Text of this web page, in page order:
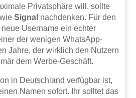
Privatsphäre will, sollte
wieSignal nachdenken. Für den
Username ein echter
der wenigen WhatsApp-
Jahre, der wirklich den Nutzern
dem Werbe-Geschäft.
in Deutschland verfügbar ist,
Namen sofort. Ihr solltet das